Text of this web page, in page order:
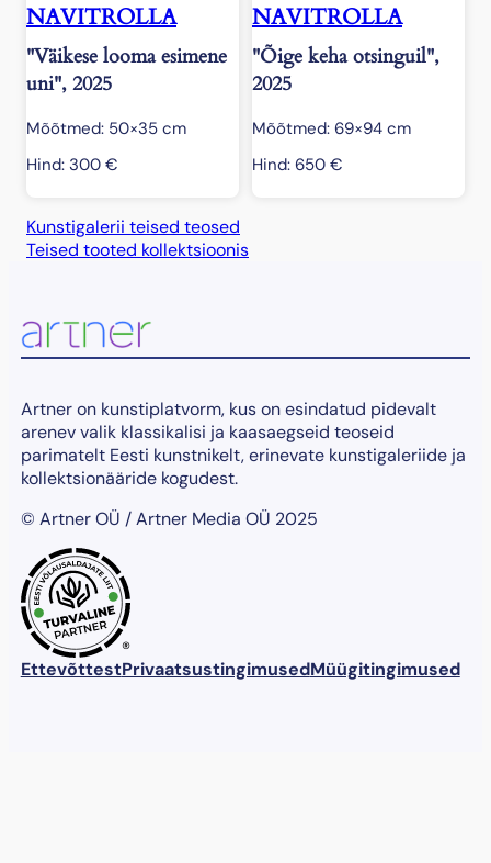
NAVITROLLA
"Väikese looma esimene
uni", 2025
Mõõtmed: 50×35 cm
Hind: 300 €
NAVITROLLA
"Õige keha otsinguil",
2025
Mõõtmed: 69×94 cm
Hind: 650 €
Kunstigalerii teised teosed
Teised tooted kollektsioonis
Artner on kunstiplatvorm, kus on esindatud pidevalt
arenev valik klassikalisi ja kaasaegseid teoseid
parimatelt Eesti kunstnikelt, erinevate kunstigaleriide ja
kollektsionääride kogudest.
© Artner OÜ / Artner Media OÜ 2025
®
EttevõttestPrivaatsustingimusedMüügitingimused